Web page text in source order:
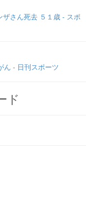
ザさん死去 ５１歳 - スポ
ん - 日刊スポーツ
ド